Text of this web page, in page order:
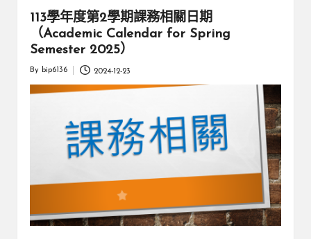
113學年度第2學期課務相關日期
（Academic Calendar for Spring
Semester 2025）
Posted
by
By bip6136 2024-12-23